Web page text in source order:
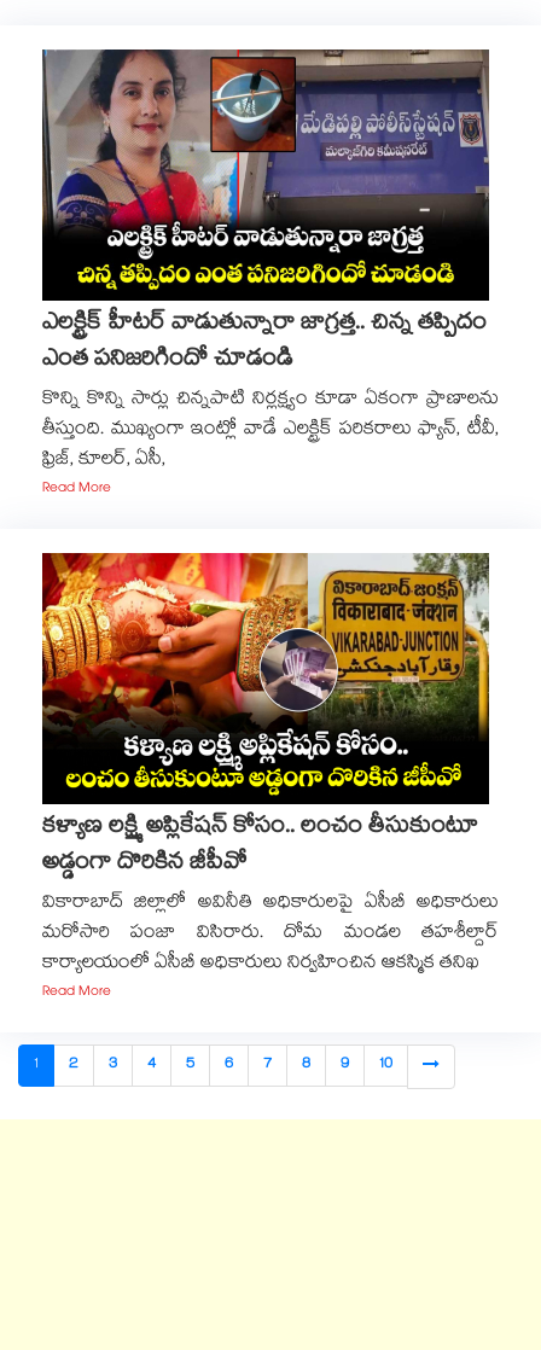
ఎలక్ట్రిక్ హీటర్ వాడుతున్నారా జాగ్రత్త.. చిన్న తప్పిదం
ఎంత పనిజరిగిందో చూడండి
కొన్ని కొన్ని సార్లు చిన్నపాటి నిర్లక్ష్యం కూడా ఏకంగా ప్రాణాలను
తీస్తుంది. ముఖ్యంగా ఇంట్లో వాడే ఎలక్ట్రిక్ పరికరాలు ఫ్యాన్, టీవీ,
ఫ్రిజ్, కూలర్, ఏసీ,
Read More
కళ్యాణ లక్ష్మి అప్లికేషన్ కోసం.. లంచం తీసుకుంటూ
అడ్డంగా దొరికిన జీపీవో
వికారాబాద్ జిల్లాలో అవినీతి అధికారులపై ఏసీబీ అధికారులు
మరోసారి పంజా విసిరారు. దోమ మండల తహశీల్దార్
కార్యాలయంలో ఏసీబీ అధికారులు నిర్వహించిన ఆకస్మిక తనిఖ
Read More
1 2 3 4 5 6 7 8 9 10